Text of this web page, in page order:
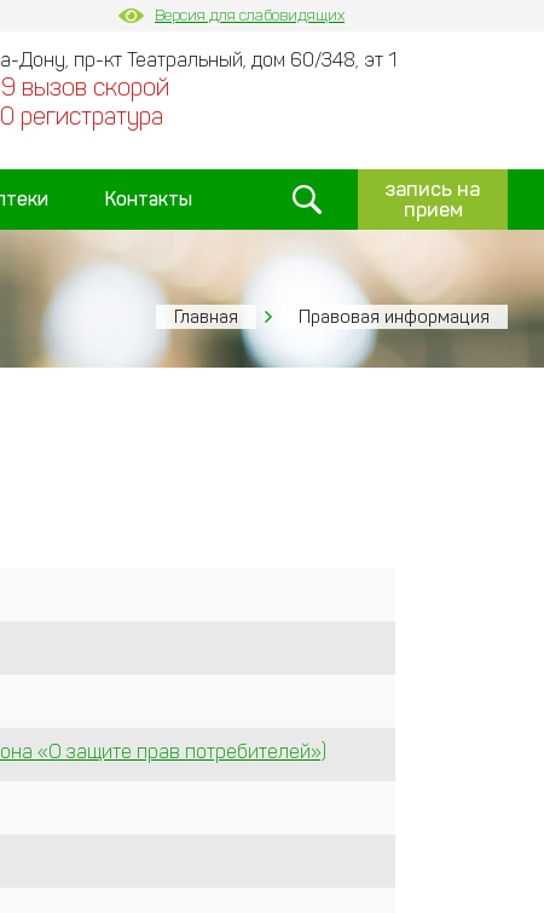
Версия для слабовидящих
Дону, пр-кт Театральный, дом 60/348, эт 1
вызов скорой
регистратура
Контакты
запись на
прием
Главная Правовая информация
«О защите прав потребителей»)